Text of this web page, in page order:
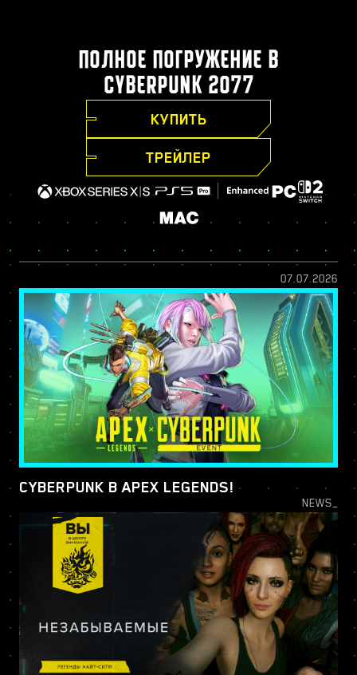
ПОЛНОЕ ПОГРУЖЕНИЕ В
CYBERPUNK 2077
КУПИТЬ
ТРЕЙЛЕР
07.07.2026
CYBERPUNK В APEX LEGENDS!
NEWS_